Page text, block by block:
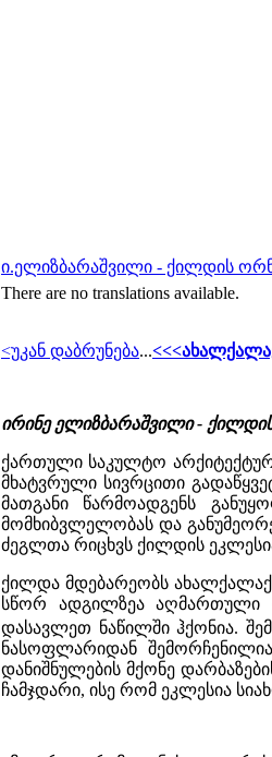
ი.ელიზბარაშვილი - ქილდის
There are no translations available.
<უკან დაბრუნება...
ირინე ელიზბარაშვილი - ქილდის
ქართული საკულტო
მხატვრული სივრცითი
მათგანი წარმოადგენს
მომხიბვლელობას და
ძეგლთა რიცხვს ქილდის
ქილდა მდებარეობს
სწორ ადგილზეა აღმართული
დასავლეთ ნაწილში ჰქონია.
ნასოფლარიდან
დანიშნულების მქონე
ჩამჯდარი, ისე რომ ეკლესია